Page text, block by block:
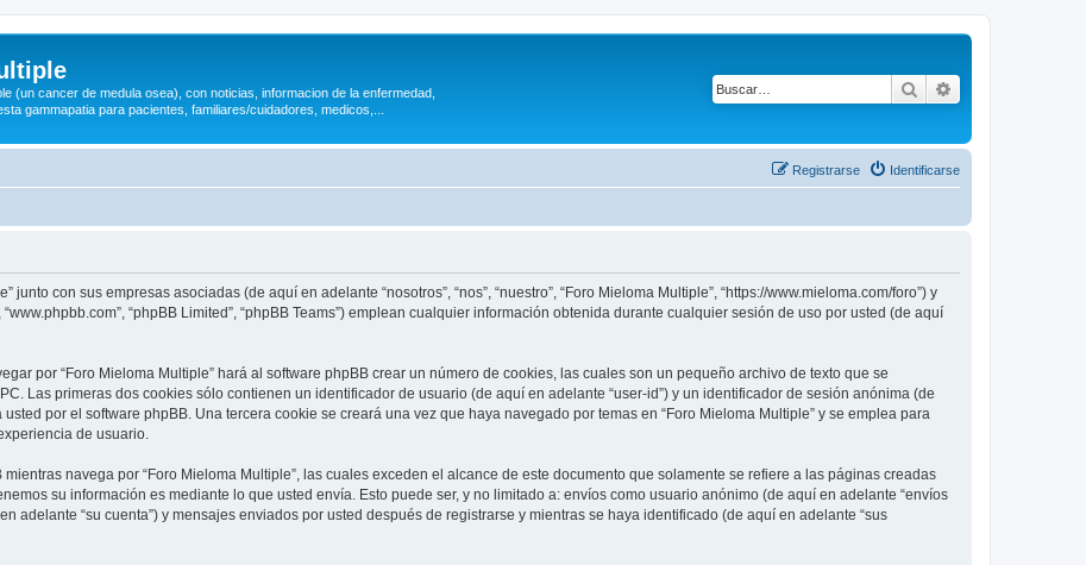
(un cancer de medula osea), con noticias, informacion de la enfermedad,
gammapatia para pacientes, familiares/cuidadores, medicos,...
Buscar
Identificarse
Registrarse
con sus empresas asociadas (de aquí en adelante “nosotros”, “nos”, “nuestro”, “Foro Mieloma Multiple”, “https://www.mieloma.com/foro”) y
“www.phpbb.com”, “phpBB Limited”, “phpBB Teams”) emplean cualquier información obtenida durante cualquier sesión de uso por usted (de aquí
por “Foro Mieloma Multiple” hará al software phpBB crear un número de cookies, las cuales son un pequeño archivo de texto que se
Las primeras dos cookies sólo contienen un identificador de usuario (de aquí en adelante “user-id”) y un identificador de sesión anónima (de
por el software phpBB. Una tercera cookie se creará una vez que haya navegado por temas en “Foro Mieloma Multiple” y se emplea para
de usuario.
navega por “Foro Mieloma Multiple”, las cuales exceden el alcance de este documento que solamente se refiere a las páginas creadas
su información es mediante lo que usted envía. Esto puede ser, y no limitado a: envíos como usuario anónimo (de aquí en adelante “envíos
adelante “su cuenta”) y mensajes enviados por usted después de registrarse y mientras se haya identificado (de aquí en adelante “sus